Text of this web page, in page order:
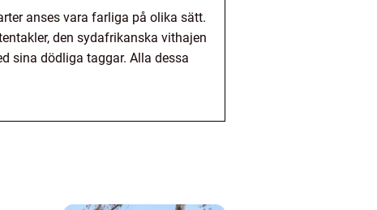
anses vara farliga på olika sätt.
den sydafrikanska vithajen
sina dödliga taggar. Alla dessa